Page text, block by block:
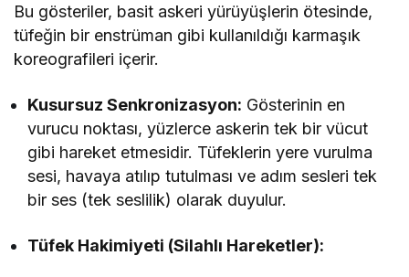
Bu gösteriler, basit askeri yürüyüşlerin ötesinde,
tüfeğin bir enstrüman gibi kullanıldığı karmaşık
koreografileri içerir.
Kusursuz Senkronizasyon: Gösterinin en
vurucu noktası, yüzlerce askerin tek bir vücut
gibi hareket etmesidir. Tüfeklerin yere vurulma
sesi, havaya atılıp tutulması ve adım sesleri tek
bir ses (tek seslilik) olarak duyulur.
Tüfek Hakimiyeti (Silahlı Hareketler):